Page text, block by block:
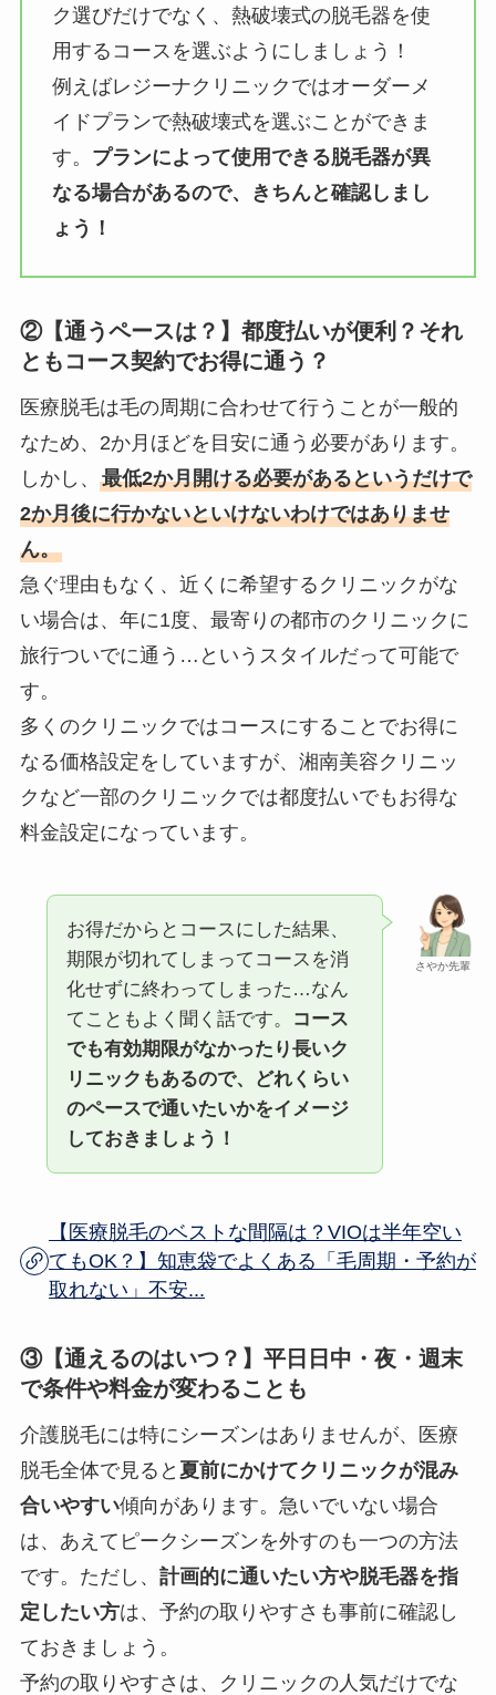
ク選びだけでなく、熱破壊式の脱毛器を使
用するコースを選ぶようにしましょう！
例えばレジーナクリニックではオーダーメ
イドプランで熱破壊式を選ぶことができま
す。 プランによって使用できる脱毛器が異
なる場合があるので、きちんと確認しまし
ょう！
②【通うペースは？】都度払いが便利？それ
ともコース契約でお得に通う？
医療脱毛は毛の周期に合わせて行うことが一般的
なため、2か月ほどを目安に通う必要があります。
しかし、 最低2か月開ける必要があるというだけで
2か月後に行かないといけないわけではありませ
ん。
急ぐ理由もなく、近くに希望するクリニックがな
い場合は、年に1度、最寄りの都市のクリニックに
旅行ついでに通う…というスタイルだって可能で
す。
多くのクリニックではコースにすることでお得に
なる価格設定をしていますが、湘南美容クリニッ
クなど一部のクリニックでは都度払いでもお得な
料金設定になっています。
さやか先輩
お得だからとコースにした結果、
期限が切れてしまってコースを消
化せずに終わってしまった…なん
てこともよく聞く話です。
コース
でも有効期限がなかったり長いク
リニックもあるので、どれくらい
のペースで通いたいかをイメージ
しておきましょう！
【医療脱毛のベストな間隔は？VIOは半年空い
てもOK？】知恵袋でよくある「毛周期・予約が
取れない」不安...
③【通えるのはいつ？】平日日中・夜・週末
で条件や料金が変わることも
介護脱毛には特にシーズンはありませんが、医療
脱毛全体で見ると 夏前にかけてクリニックが混み
合いやすい傾向があります。急いでいない場合
は、あえてピークシーズンを外すのも一つの方法
です。ただし、 計画的に通いたい方や脱毛器を指
定したい方は、予約の取りやすさも事前に確認し
ておきましょう。
予約の取りやすさは、クリニックの人気だけでな